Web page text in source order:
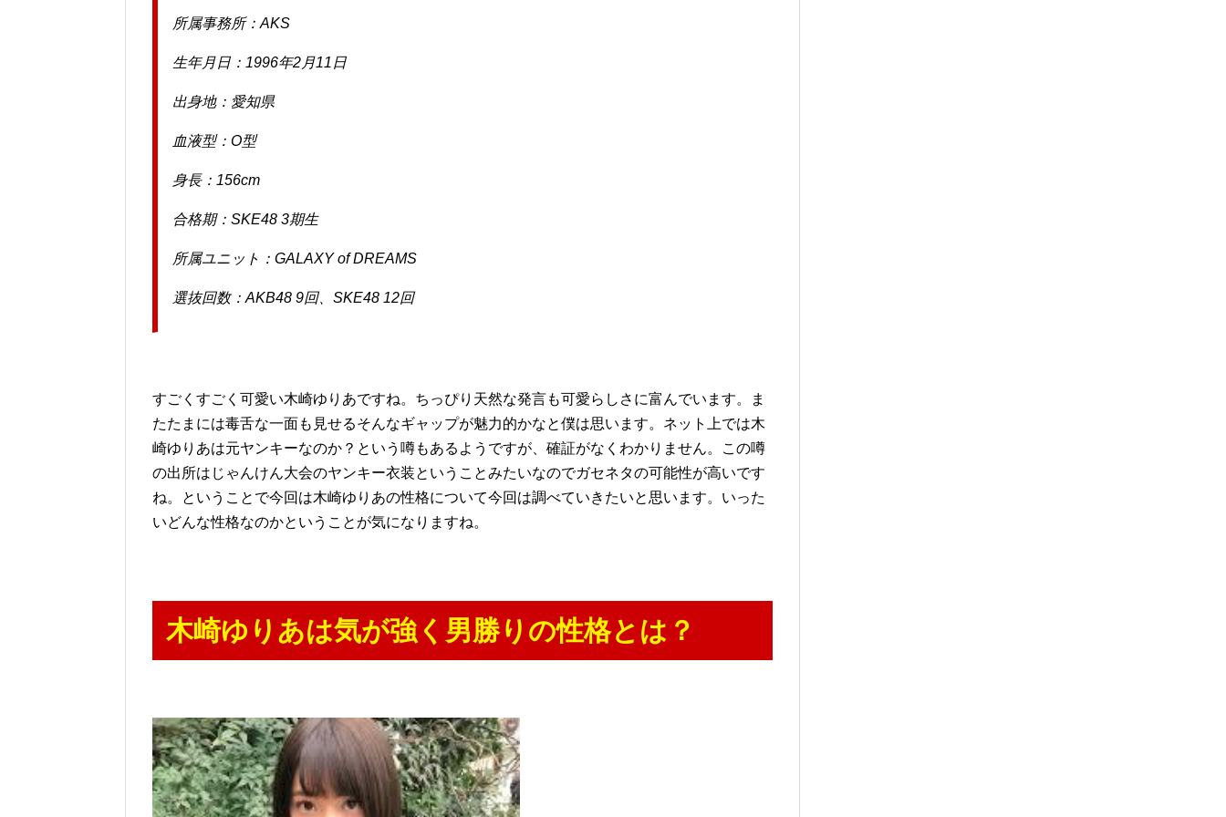
所属事務所：AKS
生年月日：1996年2月11日
出身地：愛知県
血液型：O型
身長：156cm
合格期：SKE48 3期生
所属ユニット：GALAXY of DREAMS
選抜回数：AKB48 9回、SKE48 12回
すごくすごく可愛い木崎ゆりあですね。ちっぴり天然な発言も可愛らしさに富んでいます。ま
たたまには毒舌な一面も見せるそんなギャップが魅力的かなと僕は思います。ネット上では木
崎ゆりあは元ヤンキーなのか？という噂もあるようですが、確証がなくわかりません。この噂
の出所はじゃんけん大会のヤンキー衣装ということみたいなのでガセネタの可能性が高いです
ね。ということで今回は木崎ゆりあの性格について今回は調べていきたいと思います。いった
いどんな性格なのかということが気になりますね。
木崎ゆりあは気が強く男勝りの性格とは？